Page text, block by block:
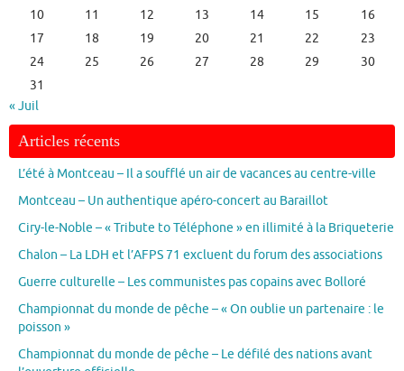
10
11 12 13 14 15
16
17
18 19 20 21 22
23
24
25 26 27 28 29
30
31
« Juil
Articles récents
L’été à Montceau – Il a soufflé un air de vacances au centre-ville
Montceau – Un authentique apéro-concert au Baraillot
Ciry-le-Noble – « Tribute to Téléphone » en illimité à la Briqueterie
Chalon – La LDH et l’AFPS 71 excluent du forum des associations
Guerre culturelle – Les communistes pas copains avec Bolloré
Championnat du monde de pêche – « On oublie un partenaire : le
poisson »
Championnat du monde de pêche – Le défilé des nations avant